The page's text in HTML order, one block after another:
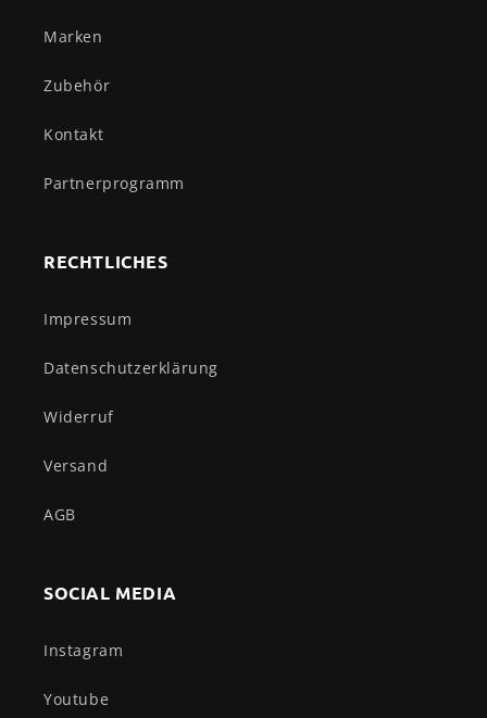
Marken
Zubehör
Kontakt
Partnerprogramm
RECHTLICHES
Impressum
Datenschutzerklärung
Widerruf
Versand
AGB
SOCIAL MEDIA
Instagram
Youtube